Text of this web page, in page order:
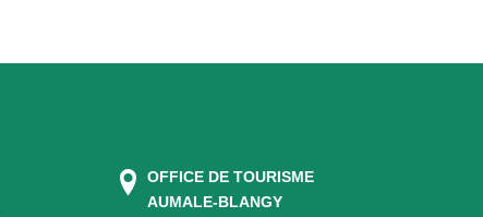
OFFICE DE TOURISME
AUMALE-BLANGY